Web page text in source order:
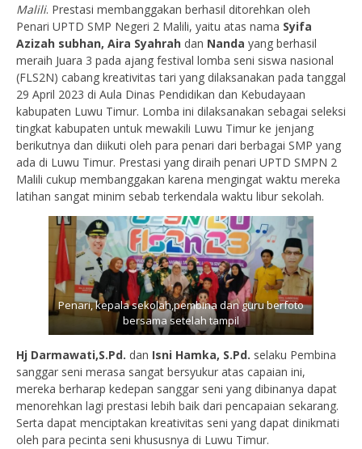
Malili. Prestasi membanggakan berhasil ditorehkan oleh
Penari UPTD SMP Negeri 2 Malili, yaitu atas nama Syifa
Azizah subhan, Aira Syahrah dan Nanda yang berhasil
meraih Juara 3 pada ajang festival lomba seni siswa nasional
(FLS2N) cabang kreativitas tari yang dilaksanakan pada tanggal
29 April 2023 di Aula Dinas Pendidikan dan Kebudayaan
kabupaten Luwu Timur. Lomba ini dilaksanakan sebagai seleksi
tingkat kabupaten untuk mewakili Luwu Timur ke jenjang
berikutnya dan diikuti oleh para penari dari berbagai SMP yang
ada di Luwu Timur. Prestasi yang diraih penari UPTD SMPN 2
Malili cukup membanggakan karena mengingat waktu mereka
latihan sangat minim sebab terkendala waktu libur sekolah.
Penari, kepala sekolah,pembina dan guru berfoto
bersama setelah tampil
Hj Darmawati,S.Pd. dan Isni Hamka, S.Pd. selaku Pembina
sanggar seni merasa sangat bersyukur atas capaian ini,
mereka berharap kedepan sanggar seni yang dibinanya dapat
menorehkan lagi prestasi lebih baik dari pencapaian sekarang.
Serta dapat menciptakan kreativitas seni yang dapat dinikmati
oleh para pecinta seni khususnya di Luwu Timur.